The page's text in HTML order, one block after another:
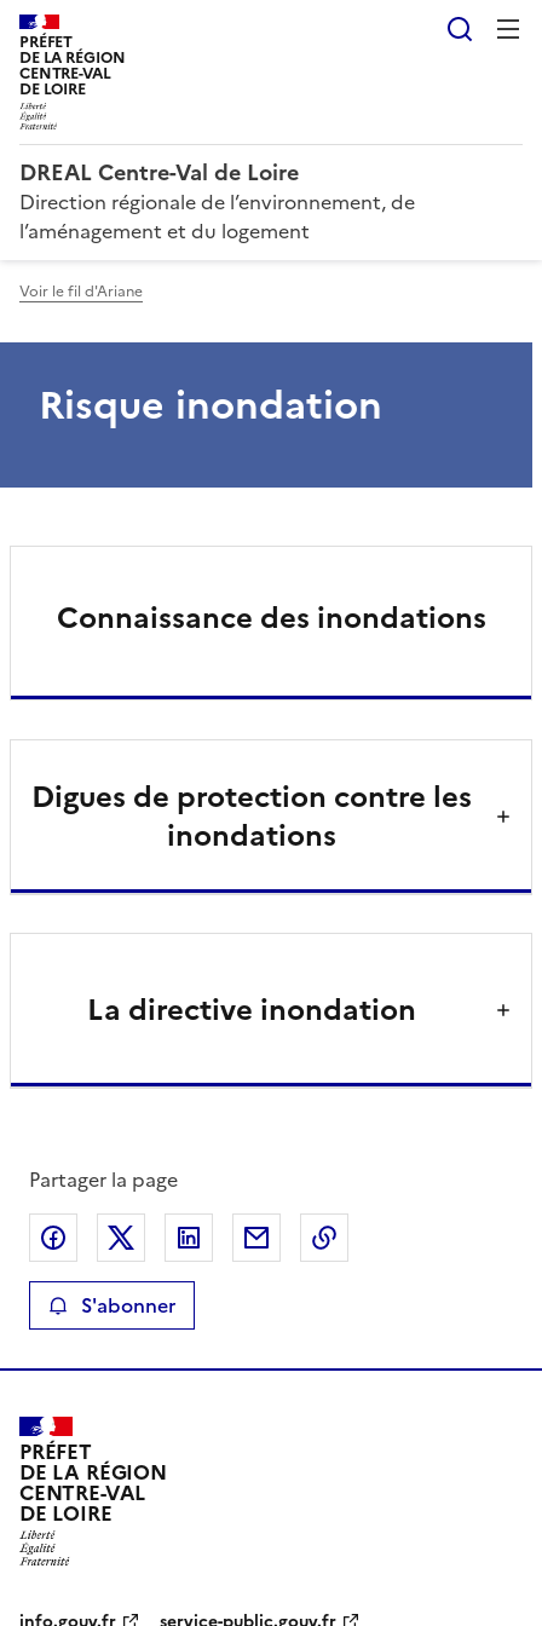
PRÉFET
DE LA RÉGION
CENTRE-VAL
DE LOIRE
DREAL Centre-Val de Loire
Direction régionale de l’environnement, de
l’aménagement et du logement
Voir le fil d'Ariane
Risque inondation
Connaissance des inondations
Digues de protection contre les
inondations
La directive inondation
Partager la page
Partager sur Facebook
Partager sur XPartager sur LinkedIn
Partager par email
S'abonner
PRÉFET
DE LA RÉGION
CENTRE-VAL
DE LOIRE